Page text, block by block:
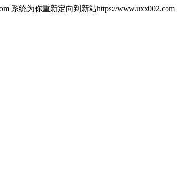
系统为你重新定向到新站https://www.uxx002.com